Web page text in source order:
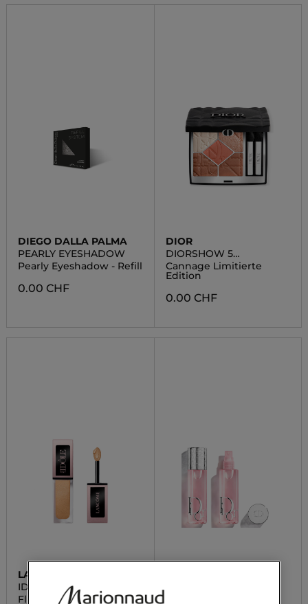
DIEGO DALLA PALMA
PEARLY EYESHADOW
Pearly Eyeshadow - Refill
0.00 CHF
DIOR
DIORSHOW 5
COULEURS
Cannage Limitierte
Edition
0.00 CHF
LANCÔME
IDÔLE TINT
Flüssiger Lidschatten